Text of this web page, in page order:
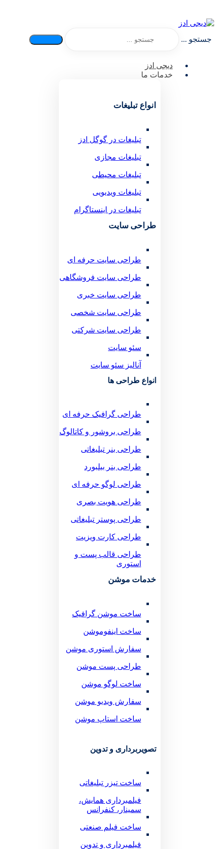
جستجو ...
دیجی ادز
خدمات ما
انواع تبلیغات
تبلیغات در گوگل ادز
تبلیغات مجازی
تبلیغات محیطی
تبلیغات ویدیویی
تبلیغات در اینستاگرام
طراحی سایت
طراحی سایت حرفه ای
طراحی سایت فروشگاهی
طراحی سایت خبری
طراحی سایت شخصی
طراحی سایت شرکتی
سئو سایت
آنالیز سئو سایت
انواع طراحی ها
طراحی گرافیک حرفه ای
طراحی بروشور و کاتالوگ
طراحی بنر تبلیغاتی
طراحی بنر بیلبورد
طراحی لوگو حرفه ای
طراحی هویت بصری
طراحی پوستر تبلیغاتی
طراحی کارت ویزیت
طراحی قالب پست و
استوری
خدمات موشن
ساخت موشن گرافیک
ساخت اینفوموشن
سفارش استوری موشن
طراحی پست موشن
ساخت لوگو موشن
سفارش ویدیو موشن
ساخت استاپ موشن
تصویربرداری و تدوین
ساخت تیزر تبلیغاتی
فیلمبرداری همایش،
سمینار، کنفرانس
ساخت فیلم صنعتی
فیلمبرداری و تدوین